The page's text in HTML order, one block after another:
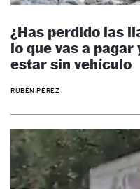
¿Has perdido las
lo que vas a pagar
estar sin vehículo
RUBÉN PÉREZ